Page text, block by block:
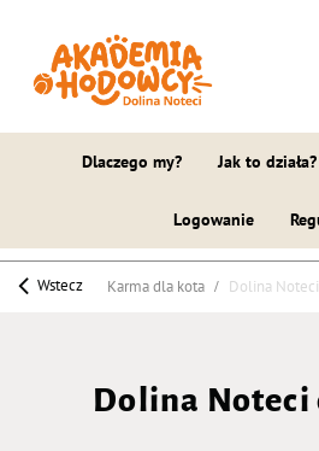
Dlaczego my? Jak to działa?
Logowanie
Wstecz Karma dla kota Dolina
Dolina Noteci